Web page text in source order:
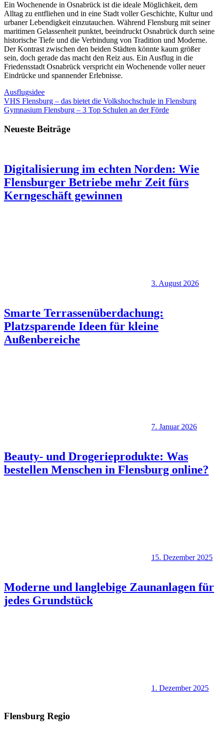
Ein Wochenende in Osnabrück ist die ideale Möglichkeit, dem
Alltag zu entfliehen und in eine Stadt voller Geschichte, Kultur und
urbaner Lebendigkeit einzutauchen. Während Flensburg mit seiner
maritimen Gelassenheit punktet, beeindruckt Osnabrück durch seine
historische Tiefe und die Verbindung von Tradition und Moderne.
Der Kontrast zwischen den beiden Städten könnte kaum größer
sein, doch gerade das macht den Reiz aus. Ein Ausflug in die
Friedensstadt Osnabrück verspricht ein Wochenende voller neuer
Eindrücke und spannender Erlebnisse.
Ausflugsidee
Beitragsnavigation
Vorheriger
Beitrag:
VHS Flensburg – das bietet die Volkshochschule in Flensburg
Nächster
Gymnasium Flensburg – 3 Top Schulen an der Förde
Neueste Beiträge
Digitalisierung im echten Norden: Wie
Flensburger Betriebe mehr Zeit fürs
Kerngeschäft gewinnen
3. August 2026
Smarte Terrassenüberdachung:
Platzsparende Ideen für kleine
Außenbereiche
7. Januar 2026
Beauty- und Drogerieprodukte: Was
bestellen Menschen in Flensburg online?
15. Dezember 2025
Moderne und langlebige Zaunanlagen für
jedes Grundstück
1. Dezember 2025
Flensburg Regio